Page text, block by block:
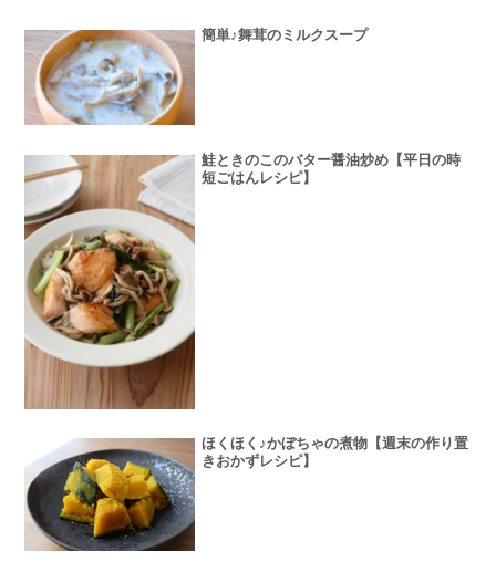
簡単♪舞茸のミルクスープ
鮭ときのこのバター醤油炒め【平日の時
短ごはんレシピ】
ほくほく♪かぼちゃの煮物【週末の作り置
きおかずレシピ】